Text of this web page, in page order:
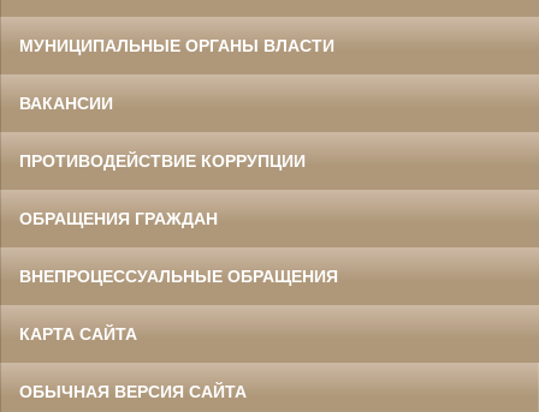
МУНИЦИПАЛЬНЫЕ ОРГАНЫ ВЛАСТИ
ВАКАНСИИ
ПРОТИВОДЕЙСТВИЕ КОРРУПЦИИ
ОБРАЩЕНИЯ ГРАЖДАН
ВНЕПРОЦЕССУАЛЬНЫЕ ОБРАЩЕНИЯ
КАРТА САЙТА
ОБЫЧНАЯ ВЕРСИЯ САЙТА